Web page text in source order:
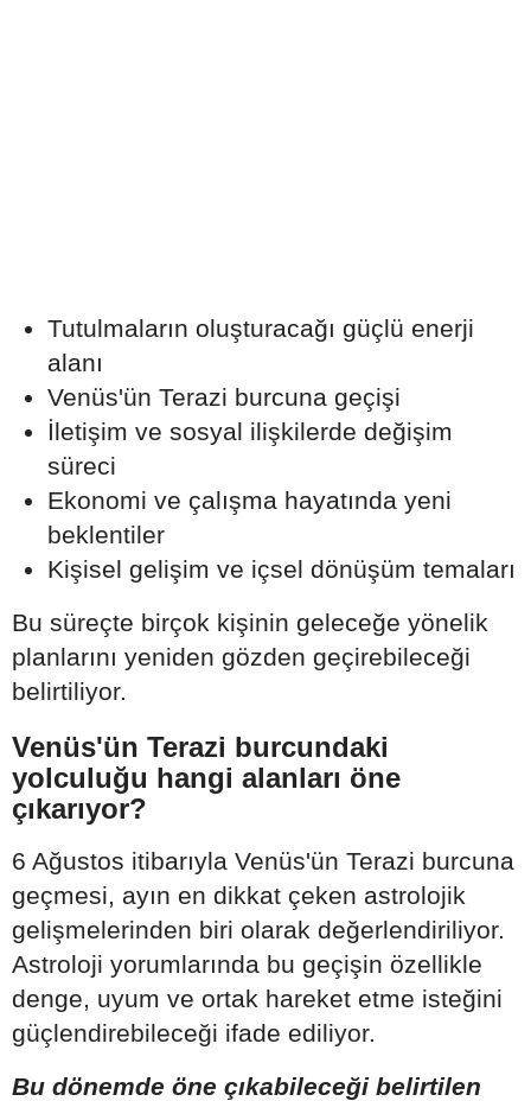
Tutulmaların oluşturacağı güçlü enerji
alanı
Venüs'ün Terazi burcuna geçişi
İletişim ve sosyal ilişkilerde değişim
süreci
Ekonomi ve çalışma hayatında yeni
beklentiler
Kişisel gelişim ve içsel dönüşüm temaları
Bu süreçte birçok kişinin geleceğe yönelik
planlarını yeniden gözden geçirebileceği
belirtiliyor.
Venüs'ün Terazi burcundaki
yolculuğu hangi alanları öne
çıkarıyor?
6 Ağustos itibarıyla Venüs'ün Terazi burcuna
geçmesi, ayın en dikkat çeken astrolojik
gelişmelerinden biri olarak değerlendiriliyor.
Astroloji yorumlarında bu geçişin özellikle
denge, uyum ve ortak hareket etme isteğini
güçlendirebileceği ifade ediliyor.
Bu dönemde öne çıkabileceği belirtilen